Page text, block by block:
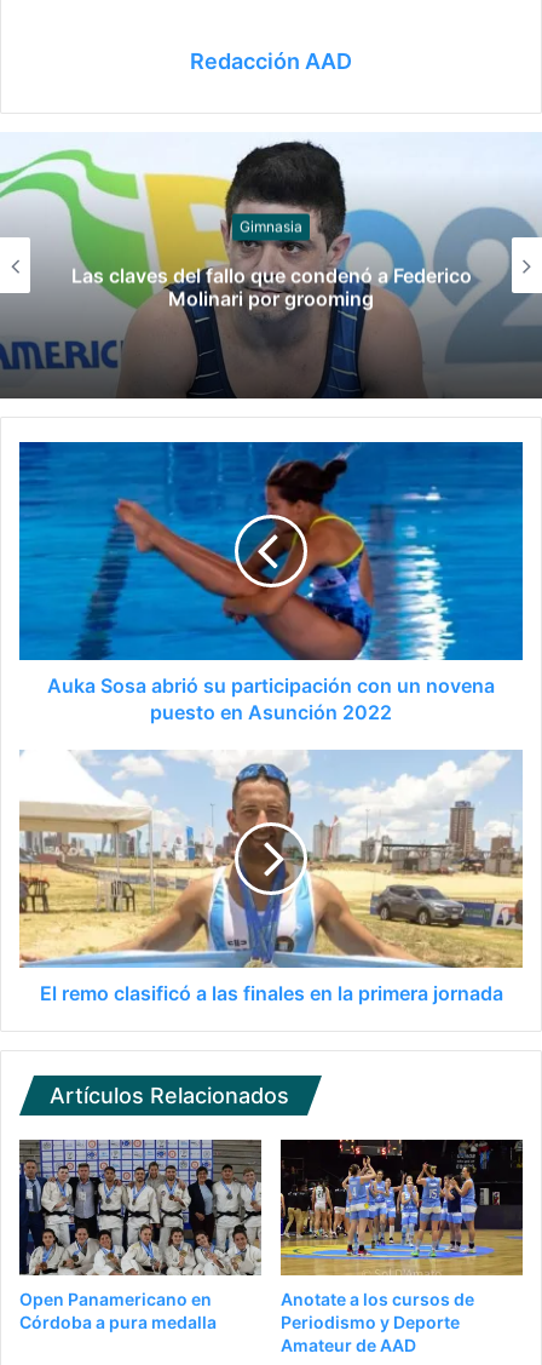
Redacción AAD
Juegos
Late el Sur: la canción de los Juegos
Suramericanos compuesta por mujeres
Auka Sosa abrió su participación con un novena
puesto en Asunción 2022
El remo clasificó a las finales en la primera jornada
Artículos Relacionados
Open Panamericano en
Córdoba a pura medalla
Anotate a los cursos de
Periodismo y Deporte
Amateur de AAD